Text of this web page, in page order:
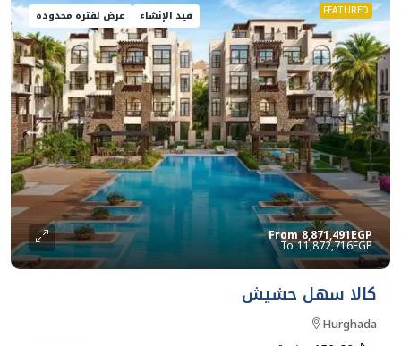
FEATURED قيد الإنشاء عرض لفترة محدودة
From8,871,491EGP
11,872,716EGP
كالا سهل حشيش
Hurghada